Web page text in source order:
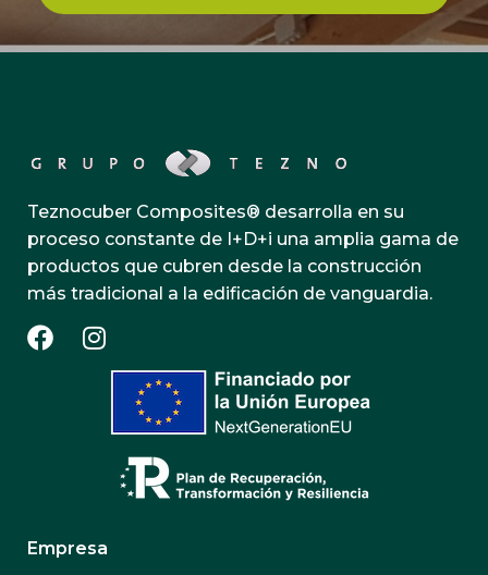
Teznocuber Composites® desarrolla en su
proceso constante de I+D+i una amplia gama de
productos que cubren desde la construcción
más tradicional a la edificación de vanguardia.
Empresa